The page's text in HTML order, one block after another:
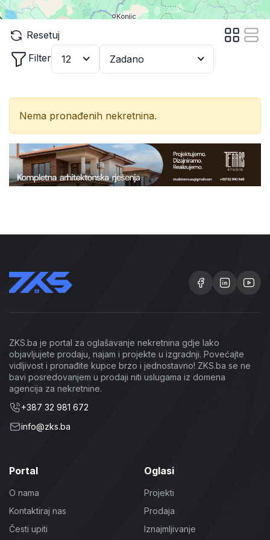
Resetuj
Filter
12 Zadano
Nema pronađenih nekretnina.
ZKS.ba je portal za oglašavanje nekretnina gdje lako
objavljujete prodaju, najam i projekte u izgradnji. Povećajte
vidljivost i pronađite kupce brzo i jednostavno! ZKS.ba se ne
bavi posredovanjem u prodaji niti uslugama iz domena
agencija za nekretnine.
+387 32 981 672
info@zks.ba
Portal
O nama
Kontaktiraj nas
Česti upiti
Oglasi
Projekti
Prodaja
Iznajmljivanje